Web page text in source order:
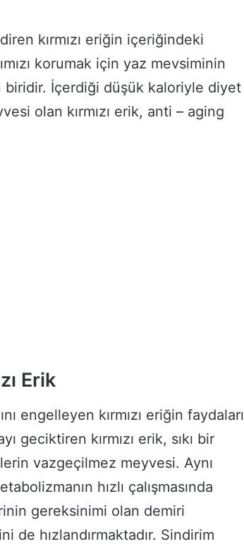
kırmızı eriğin içeriğindeki
korumak için yaz mevsiminin
İçerdiği düşük kaloriyle diyet
olan kırmızı erik, anti – aging
Erik
engelleyen kırmızı eriğin faydaları
geciktiren kırmızı erik, sıkı bir
vazgeçilmez meyvesi. Aynı
hızlı çalışmasında
gereksinimi olan demiri
de hızlandırmaktadır. Sindirim